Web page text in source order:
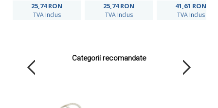
25,74RON
TVA Inclus
25,74RON
TVA Inclus
41,61 RON
TVA Inclus
Categorii recomandate